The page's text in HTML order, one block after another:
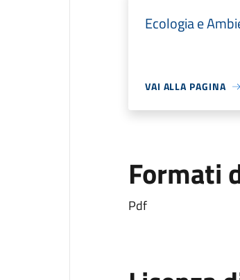
Ecologia e
VAI ALLA PAGINA
Formati
Pdf